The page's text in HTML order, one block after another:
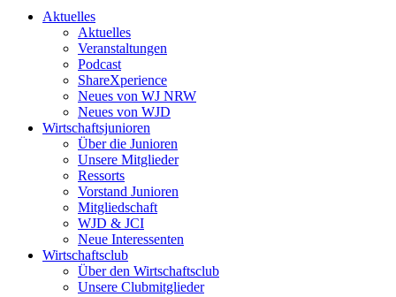
Aktuelles
Aktuelles
Veranstaltungen
Podcast
ShareXperience
Neues von WJ NRW
Neues von WJD
Wirtschaftsjunioren
Über die Junioren
Unsere Mitglieder
Ressorts
Vorstand Junioren
Mitgliedschaft
WJD & JCI
Neue Interessenten
Wirtschaftsclub
Über den Wirtschaftsclub
Unsere Clubmitglieder